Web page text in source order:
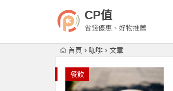
CP值
省錢優惠、好物推薦
首頁 咖啡 文章
餐飲